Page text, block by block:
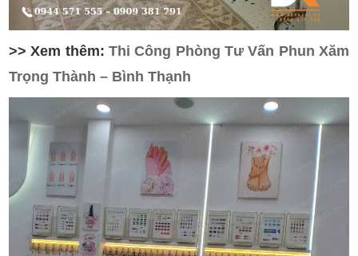
>> Xem thêm:Thi Công Phòng Tư Vấn Phun Xăm
Trọng Thành – Bình Thạnh